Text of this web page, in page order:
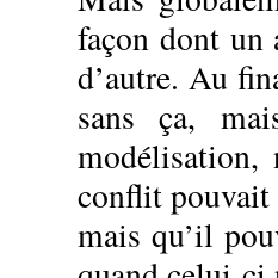
façon dont un
d’autre. Au
sans ça,
modélisation,
conflit pouvait
mais qu’il